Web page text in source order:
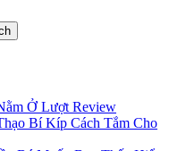
Ở Lượt Review
Bí Kíp Cách Tắm Cho